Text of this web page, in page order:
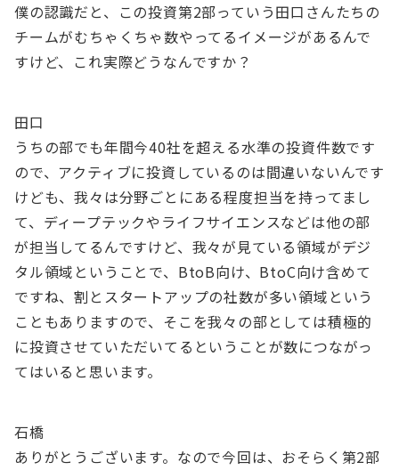
僕の認識だと、この投資第2部っていう田口さんたちの
チームがむちゃくちゃ数やってるイメージがあるんで
すけど、これ実際どうなんですか？
田口
うちの部でも年間今40社を超える水準の投資件数です
ので、アクティブに投資しているのは間違いないんです
けども、我々は分野ごとにある程度担当を持ってまし
て、ディープテックやライフサイエンスなどは他の部
が担当してるんですけど、我々が見ている領域がデジ
タル領域ということで、BtoB向け、BtoC向け含めて
ですね、割とスタートアップの社数が多い領域という
こともありますので、そこを我々の部としては積極的
に投資させていただいてるということが数につながっ
てはいると思います。
石橋
ありがとうございます。なので今回は、おそらく第2部